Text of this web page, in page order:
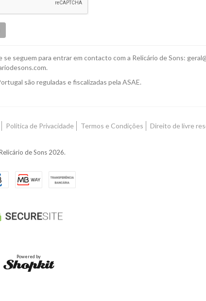
se seguem para entrar em contacto com a Relicário de Sons:
são reguladas e fiscalizadas pela ASAE.
Política de Privacidade Termos e Condições Direito de livre
de Sons 2026.
Powered by